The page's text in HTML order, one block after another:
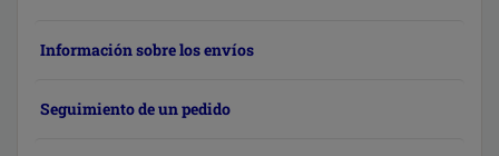
Información sobre los envíos
Seguimiento de un pedido